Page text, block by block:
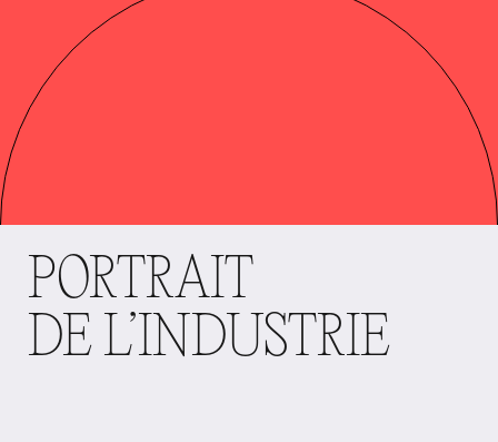
PORTRAIT
DE L’INDUSTRIE